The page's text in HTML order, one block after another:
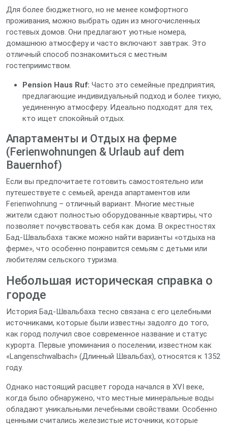
Для более бюджетного, но не менее комфортного
проживания, можно выбрать один из многочисленных
гостевых домов. Они предлагают уютные номера,
домашнюю атмосферу и часто включают завтрак. Это
отличный способ познакомиться с местным
гостеприимством.
Pension Haus Ruf: Часто это семейные предприятия,
предлагающие индивидуальный подход и более тихую,
уединенную атмосферу. Идеально подходят для тех,
кто ищет спокойный отдых.
Апартаменты и Отдых на ферме
(Ferienwohnungen & Urlaub auf dem
Bauernhof)
Если вы предпочитаете готовить самостоятельно или
путешествуете с семьей, аренда апартаментов или
Ferienwohnung – отличный вариант. Многие местные
жители сдают полностью оборудованные квартиры, что
позволяет почувствовать себя как дома. В окрестностях
Бад-Швальбаха также можно найти варианты «отдыха на
ферме», что особенно понравится семьям с детьми или
любителям сельского туризма.
Небольшая историческая справка о
городе
История Бад-Швальбаха тесно связана с его целебными
источниками, которые были известны задолго до того,
как город получил свое современное название и статус
курорта. Первые упоминания о поселении, известном как
«Langenschwalbach» (Длинный Швальбах), относятся к 1352
году.
Однако настоящий расцвет города начался в XVI веке,
когда было обнаружено, что местные минеральные воды
обладают уникальными лечебными свойствами. Особенно
ценными считались железистые источники, которые